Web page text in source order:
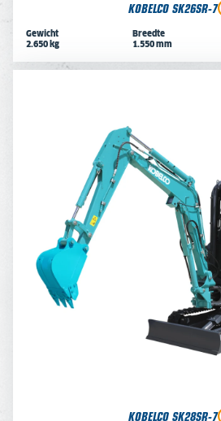
KOBELCO SK26SR-7
Gewicht
2.650 kg
Breedte
1.550 mm
KOBELCO SK28SR-7